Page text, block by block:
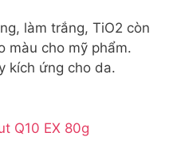
làm trắng, TiO2 còn
màu cho mỹ phẩm.
kích ứng cho da.
Q10 EX 80g